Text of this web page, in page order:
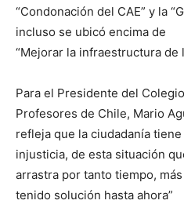
“Condonación del CAE” y la
incluso se ubicó encima de
“Mejorar la infraestructura de
Para el Presidente del
Profesores de Chile, Mario
refleja que la ciudadanía
injusticia, de esta situación
arrastra por tanto tiempo,
tenido solución hasta ahora”